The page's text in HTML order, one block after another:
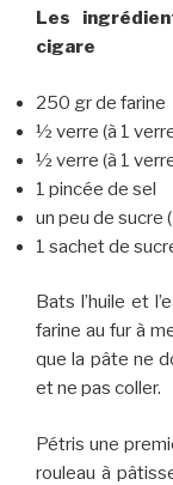
Les
cigare
250 gr de farine
½ verre (à 1
½ verre (à 1
1 pincée de sel
un peu de sucre
1 sachet de
Bats l’huile et
farine au fur à
que la pâte ne
et ne pas coller.
Pétris une
rouleau à